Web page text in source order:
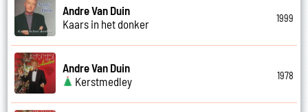
Andre Van Duin
Kaars in het donker
1999
Andre Van Duin
Kerstmedley
1978